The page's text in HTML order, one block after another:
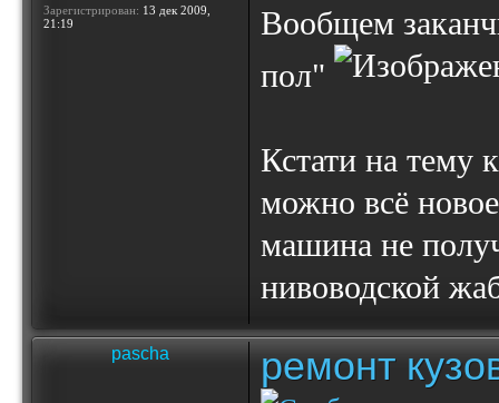
Зарегистрирован: 13 дек 2009,
21:19
Вообщем
пол"
Кстати на тему
можно всё
машина не
нивоводской
pascha ремонт